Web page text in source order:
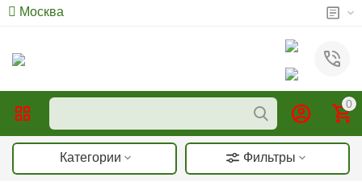
Москва
0
Категории Фильтры